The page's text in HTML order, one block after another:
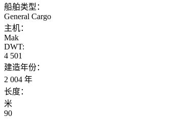
船舶类型：
General Cargo
主机：
Mak
DWT:
4 501
建造年份：
2 004 年
长度：
米
90